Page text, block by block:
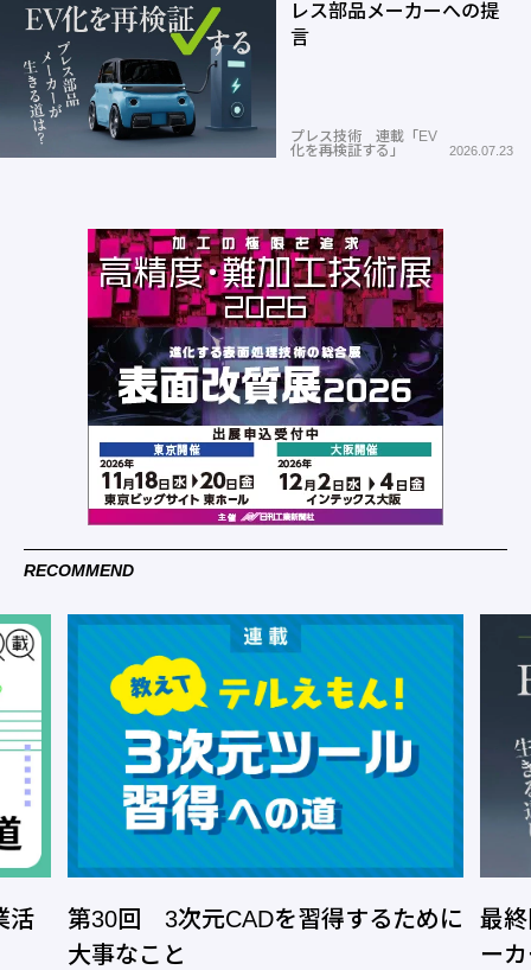
レス部品メーカーへの提
言
プレス技術 連載「EV
化を再検証する」
2026.07.23
RECOMMEND
活
第30回 3次元CADを習得するために
大事なこと
最
ー